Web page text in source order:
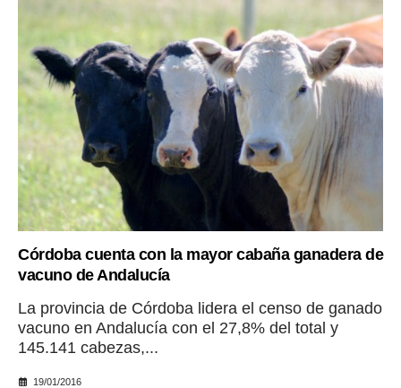
Córdoba cuenta con la mayor cabaña ganadera de
vacuno de Andalucía
La provincia de Córdoba lidera el censo de ganado
vacuno en Andalucía con el 27,8% del total y
145.141 cabezas,...
19/01/2016